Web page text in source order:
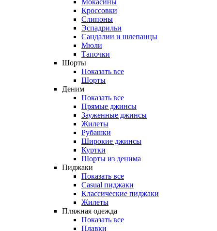
Мокасины
Кроссовки
Слипоны
Эспадрильи
Сандалии и шлепанцы
Мюли
Тапочки
Шорты
Показать все
Шорты
Деним
Показать все
Прямые джинсы
Зауженные джинсы
Жилеты
Рубашки
Широкие джинсы
Куртки
Шорты из денима
Пиджаки
Показать все
Casual пиджаки
Классические пиджаки
Жилеты
Пляжная одежда
Показать все
Плавки